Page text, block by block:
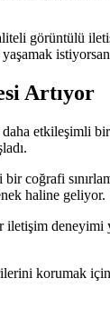
görüntülü
Artıyor
etkileşimli
haline geliyor.
korumak